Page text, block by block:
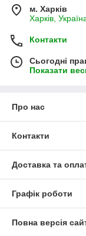
м. Харків
Харків,
Контакти
Сьогодні
Показати
Про нас
Контакти
Доставка та
Графік роботи
Повна версія